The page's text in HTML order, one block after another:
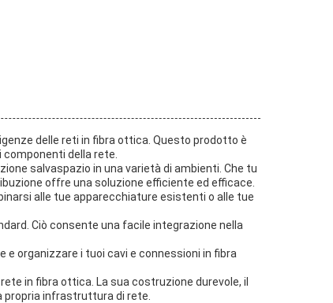
delle reti in fibra ottica. Questo prodotto è
della rete.
salvaspazio in una varietà di ambienti. Che tu
offre una soluzione efficiente ed efficace.
alle tue apparecchiature esistenti o alle tue
Ciò consente una facile integrazione nella
e organizzare i tuoi cavi e connessioni in fibra
in fibra ottica. La sua costruzione durevole, il
infrastruttura di rete.